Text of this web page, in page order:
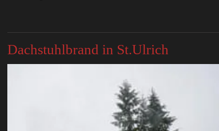
Dachstuhlbrand in St.Ulrich